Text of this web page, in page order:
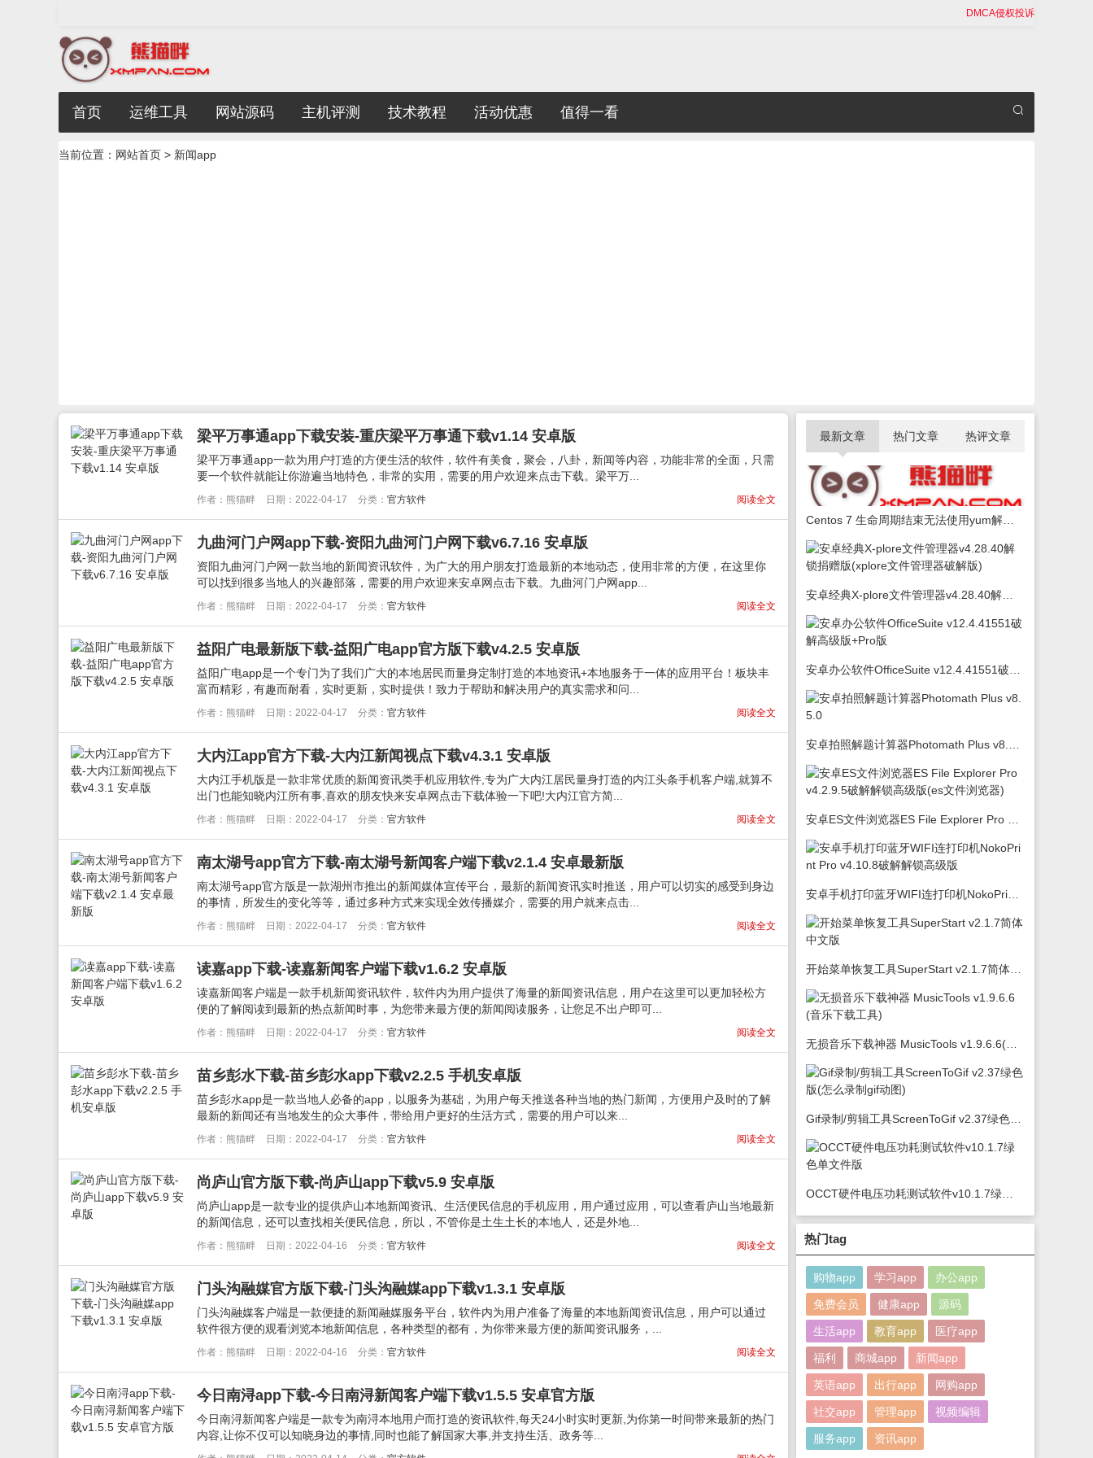
DMCA侵权投诉
首页 运维工具 网站源码 主机评测 技术教程 活动优惠 值得一看
当前位置： 网站首页 > 新闻app
梁平万事通app下载安装-重庆梁平万事通下载v1.14 安卓版
梁平万事通app一款为用户打造的方便生活的软件，软件有美食，聚会，八卦，新闻等内容，功能非常的全面，只需
要一个软件就能让你游遍当地特色，非常的实用，需要的用户欢迎来点击下载。梁平万...
阅读全文
作者：熊猫畔 日期：2022-04-17 分类： 官方软件
九曲河门户网app下载-资阳九曲河门户网下载v6.7.16 安卓版
资阳九曲河门户网一款当地的新闻资讯软件，为广大的用户朋友打造最新的本地动态，使用非常的方便，在这里你
可以找到很多当地人的兴趣部落，需要的用户欢迎来安卓网点击下载。九曲河门户网app...
阅读全文
作者：熊猫畔 日期：2022-04-17 分类： 官方软件
益阳广电最新版下载-益阳广电app官方版下载v4.2.5 安卓版
益阳广电app是一个专门为了我们广大的本地居民而量身定制打造的本地资讯+本地服务于一体的应用平台！板块丰
富而精彩，有趣而耐看，实时更新，实时提供！致力于帮助和解决用户的真实需求和问...
阅读全文
作者：熊猫畔 日期：2022-04-17 分类： 官方软件
大内江app官方下载-大内江新闻视点下载v4.3.1 安卓版
大内江手机版是一款非常优质的新闻资讯类手机应用软件,专为广大内江居民量身打造的内江头条手机客户端,就算不
出门也能知晓内江所有事,喜欢的朋友快来安卓网点击下载体验一下吧!大内江官方简...
阅读全文
作者：熊猫畔 日期：2022-04-17 分类： 官方软件
南太湖号app官方下载-南太湖号新闻客户端下载v2.1.4 安卓最新版
南太湖号app官方版是一款湖州市推出的新闻媒体宣传平台，最新的新闻资讯实时推送，用户可以切实的感受到身边
的事情，所发生的变化等等，通过多种方式来实现全效传播媒介，需要的用户就来点击...
阅读全文
作者：熊猫畔 日期：2022-04-17 分类： 官方软件
读嘉app下载-读嘉新闻客户端下载v1.6.2 安卓版
读嘉新闻客户端是一款手机新闻资讯软件，软件内为用户提供了海量的新闻资讯信息，用户在这里可以更加轻松方
便的了解阅读到最新的热点新闻时事，为您带来最方便的新闻阅读服务，让您足不出户即可...
阅读全文
作者：熊猫畔 日期：2022-04-17 分类： 官方软件
苗乡彭水下载-苗乡彭水app下载v2.2.5 手机安卓版
苗乡彭水app是一款当地人必备的app，以服务为基础，为用户每天推送各种当地的热门新闻，方便用户及时的了解
最新的新闻还有当地发生的众大事件，带给用户更好的生活方式，需要的用户可以来...
阅读全文
作者：熊猫畔 日期：2022-04-17 分类： 官方软件
尚庐山官方版下载-尚庐山app下载v5.9 安卓版
尚庐山app是一款专业的提供庐山本地新闻资讯、生活便民信息的手机应用，用户通过应用，可以查看庐山当地最新
的新闻信息，还可以查找相关便民信息，所以，不管你是土生土长的本地人，还是外地...
阅读全文
作者：熊猫畔 日期：2022-04-16 分类： 官方软件
门头沟融媒官方版下载-门头沟融媒app下载v1.3.1 安卓版
门头沟融媒客户端是一款便捷的新闻融媒服务平台，软件内为用户准备了海量的本地新闻资讯信息，用户可以通过
软件很方便的观看浏览本地新闻信息，各种类型的都有，为你带来最方便的新闻资讯服务，...
阅读全文
作者：熊猫畔 日期：2022-04-16 分类： 官方软件
今日南浔app下载-今日南浔新闻客户端下载v1.5.5 安卓官方版
今日南浔新闻客户端是一款专为南浔本地用户而打造的资讯软件,每天24小时实时更新,为你第一时间带来最新的热门
内容,让你不仅可以知晓身边的事情,同时也能了解国家大事,并支持生活、政务等...
最新文章 热门文章 热评文章
热门tag
购物app 学习app 办公app
免费会员 健康app 源码
生活app 教育app 医疗app
福利 商城app 新闻app
英语app 出行app 网购app
社交app 管理app 视频编辑
服务app 资讯app